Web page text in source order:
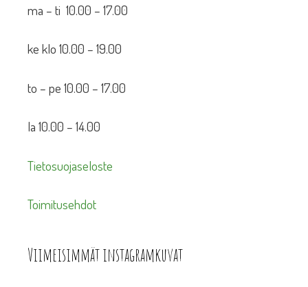
ma – ti 10.00 – 17.00
ke klo 10.00 – 19.00
to – pe 10.00 – 17.00
la 10.00 – 14.00
Tietosuojaseloste
Toimitusehdot
Viimeisimmät instagramkuvat